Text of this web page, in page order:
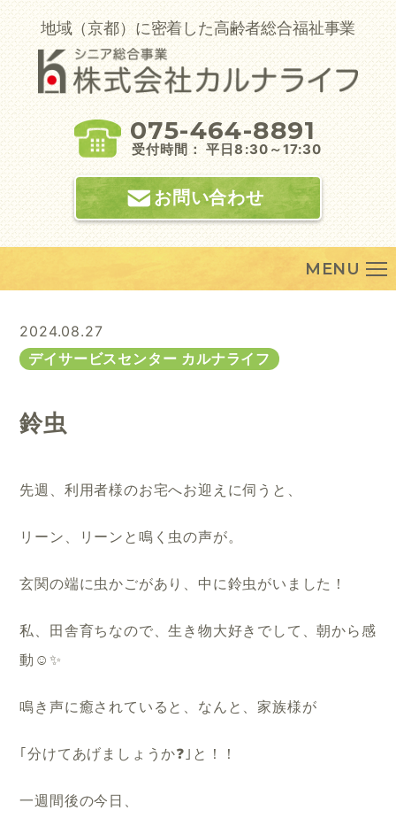
Skip
to
content
地域（京都）に密着した高齢者総合福祉事業
075-464-8891
受付時間： 平日8:30～17:30
お問い合わせ
MENU
2024.08.27
デイサービスセンター カルナライフ
鈴虫
先週、利用者様のお宅へお迎えに伺うと、
リーン、リーンと鳴く虫の声が。
玄関の端に虫かごがあり、中に鈴虫がいました！
私、田舎育ちなので、生き物大好きでして、朝から感
動☺️✨️
鳴き声に癒されていると、なんと、家族様が
｢分けてあげましょうか❓｣と！！
一週間後の今日、